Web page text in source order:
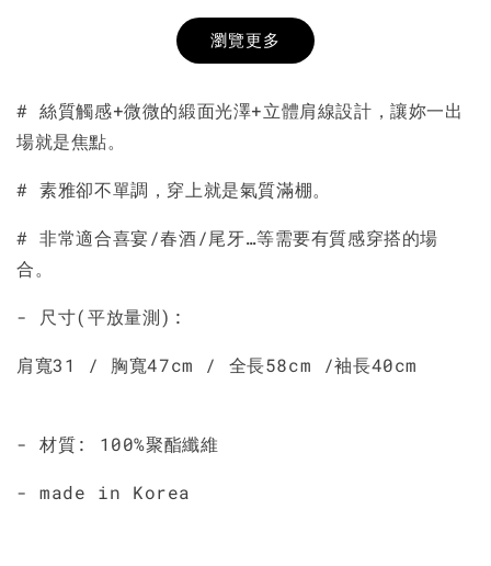
+NT$ 190
-
瀏覽更多
# 絲質觸感+微微的緞面光澤+立體肩線設計，讓妳一出
場就是焦點。
# 素雅卻不單調，穿上就是氣質滿棚。
# 非常適合喜宴/春酒/尾牙…等需要有質感穿搭的場
合。
- 尺寸(平放量測):
肩寬31 / 胸寬47cm / 全長58cm /袖長40cm
- 材質: 100%聚酯纖維
- made in Korea